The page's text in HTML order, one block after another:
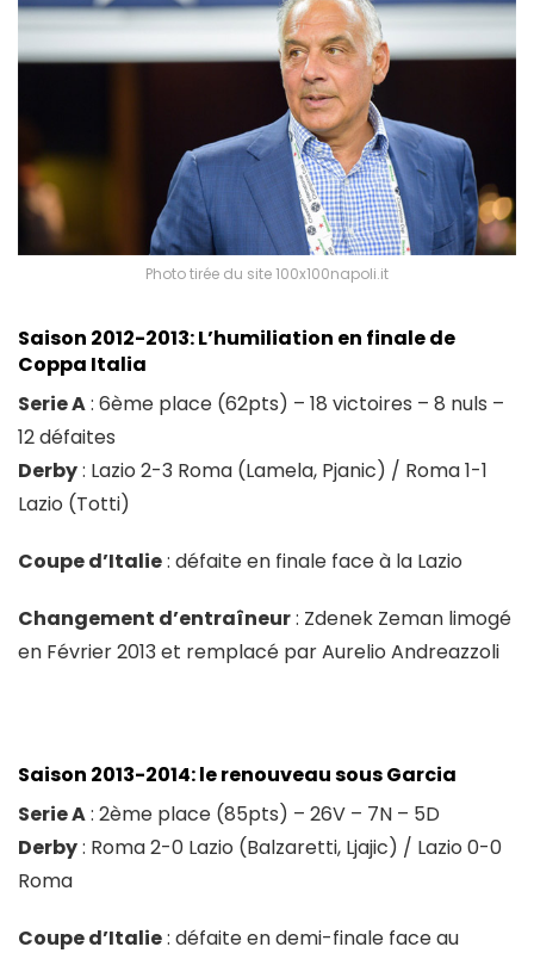
Photo tirée du site 100x100napoli.it
Saison 2012-2013: L’humiliation en finale de
Coppa Italia
Serie A: 6ème place (62pts) – 18 victoires – 8 nuls –
12 défaites
Derby: Lazio 2-3 Roma (Lamela, Pjanic) / Roma 1-1
Lazio (Totti)
Coupe d’Italie: défaite en finale face à la Lazio
Changement d’entraîneur: Zdenek Zeman limogé
en Février 2013 et remplacé par Aurelio Andreazzoli
Saison 2013-2014: le renouveau sous Garcia
Serie A: 2ème place (85pts) – 26V – 7N – 5D
Derby: Roma 2-0 Lazio (Balzaretti, Ljajic) / Lazio 0-0
Roma
Coupe d’Italie: défaite en demi-finale face au